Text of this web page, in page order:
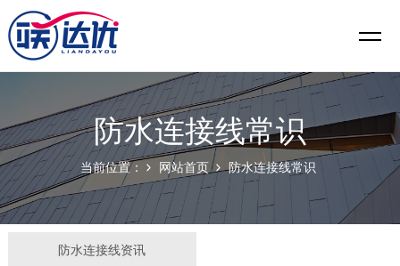
防水连接线常识
当前位置： 网站首页 防水连接线常识
防水连接线资讯